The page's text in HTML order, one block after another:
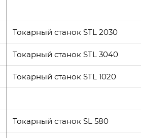
Токарный станок STL 2030
Токарный станок STL 3040
Токарный станок STL 1020
Токарный станок SL 580